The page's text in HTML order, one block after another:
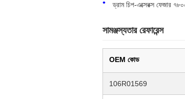
ড্রাম চিপ-এক্সেরক্স ফেজার
সামঞ্জস্যতার রেফারেন্স
OEM কোড
106R01569